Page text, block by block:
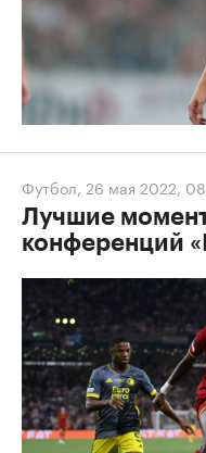
Футбол, 26 мая 2022,
Лучшие
конференций